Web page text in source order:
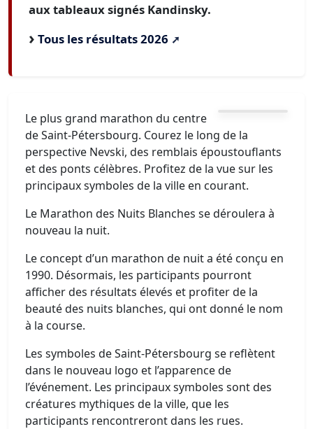
aux tableaux signés Kandinsky.
Tous les résultats 2026
Le plus grand marathon du centre
de Saint-Pétersbourg. Courez le long de la
perspective Nevski, des remblais époustouflants
et des ponts célèbres. Profitez de la vue sur les
principaux symboles de la ville en courant.
Le Marathon des Nuits Blanches se déroulera à
nouveau la nuit.
Le concept d’un marathon de nuit a été conçu en
1990. Désormais, les participants pourront
afficher des résultats élevés et profiter de la
beauté des nuits blanches, qui ont donné le nom
à la course.
Les symboles de Saint-Pétersbourg se reflètent
dans le nouveau logo et l’apparence de
l’événement. Les principaux symboles sont des
créatures mythiques de la ville, que les
participants rencontreront dans les rues.